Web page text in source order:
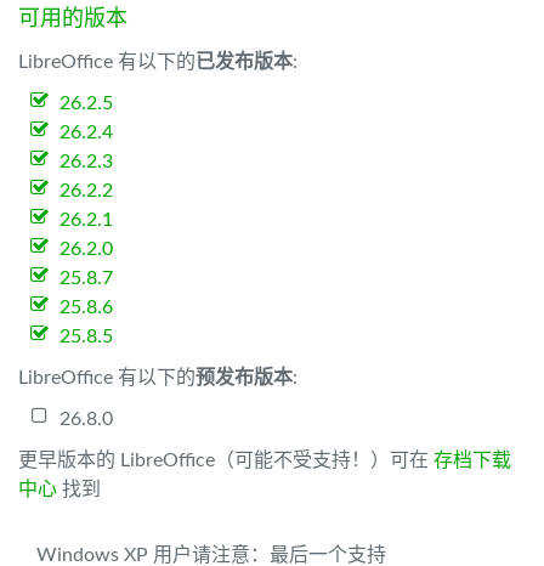
可用的版本
LibreOffice 有以下的已发布版本:
26.2.5
26.2.4
26.2.3
26.2.2
26.2.1
26.2.0
25.8.7
25.8.6
25.8.5
LibreOffice 有以下的预发布版本:
26.8.0
更早版本的 LibreOffice（可能不受支持！）可在 存档下载
中心 找到
Windows XP 用户请注意：最后一个支持